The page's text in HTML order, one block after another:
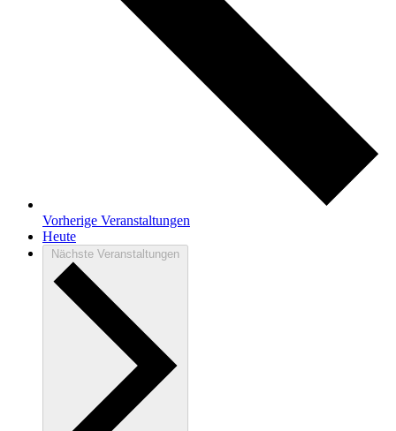
Vorherige Veranstaltungen
Heute
Nächste Veranstaltungen